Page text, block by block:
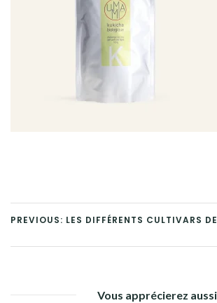
PREVIOUS: LES DIFFÉRENTS CULTIVARS
Vous apprécierez aussi